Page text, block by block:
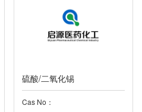
硫酸/二氧化锡
Cas No：